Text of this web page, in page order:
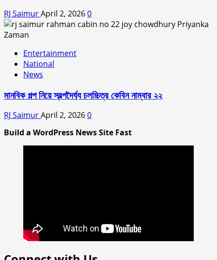
RJ SaimurApril 2, 20260
Entertainment
National
News
মানবিক গল্প নিয়ে স্বল্পদৈর্ঘ‍্য চলচ্চিত্র কেবিন নাম্বার ২২
RJ SaimurApril 2, 20260
Build a WordPress News Site Fast